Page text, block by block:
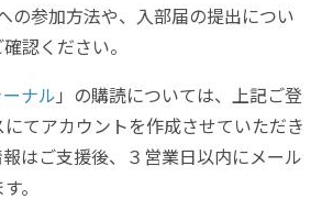
の参加方法や、入部届の提出につい
認ください。
ナル 」の購読については、上記ご登
てアカウントを作成させていただき
はご支援後、３営業日以内にメール
。